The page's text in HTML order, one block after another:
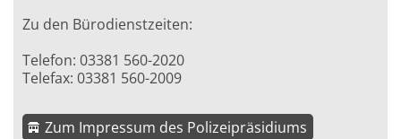
Zu den Bürodienstzeiten:
Telefon: 03381 560-2020
Telefax: 03381 560-2009
Zum Impressum des Polizeipräsidiums